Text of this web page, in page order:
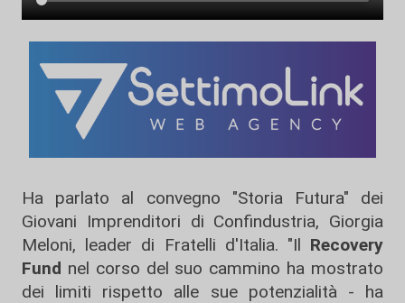
Ha parlato al convegno "Storia Futura" dei
Giovani Imprenditori di Confindustria, Giorgia
Meloni, leader di Fratelli d'Italia. "Il Recovery
Fund nel corso del suo cammino ha mostrato
dei limiti rispetto alle sue potenzialità - ha